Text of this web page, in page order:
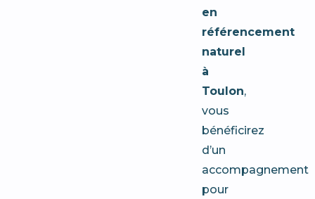
en
référencement
naturel
à
Toulon,
vous
bénéficirez
d’un
accompagnement
pour